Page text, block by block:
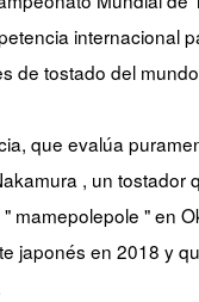
internacional
de tostado del
que evalúa
, un tostador
mamepolepole " en
japonés en 2018 y